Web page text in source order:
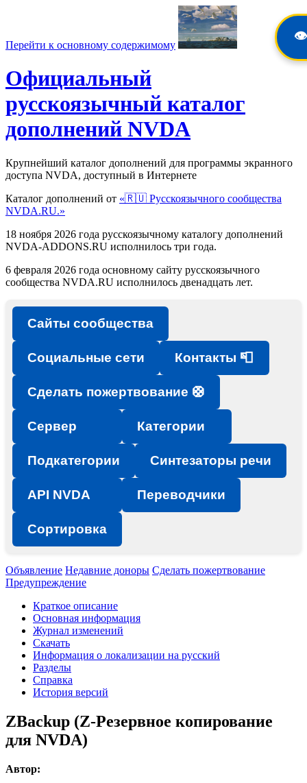
👁️
Перейти к основному содержимому
Официальный
русскоязычный каталог
дополнений NVDA
Крупнейший каталог дополнений для программы экранного
доступа NVDA, доступный в Интернете
Каталог дополнений от «🇷🇺 Русскоязычного сообщества
NVDA.RU.»
18 ноября 2026 года русскоязычному каталогу дополнений
NVDA-ADDONS.RU исполнилось три года.
6 февраля 2026 года основному сайту русскоязычного
сообщества NVDA.RU исполнилось двенадцать лет.
Сайты сообщества
Социальные сети Контакты 📮
Сделать пожертвование 🛟
Сервер Категории
Подкатегории Синтезаторы речи
API NVDA Переводчики
Сортировка
Объявление Недавние доноры Сделать пожертвование
Предупреждение
Краткое описание
Основная информация
Журнал изменений
Скачать
Информация о локализации на русский
Разделы
Справка
История версий
ZBackup (Z-Резервное копирование
для NVDA)
Автор: